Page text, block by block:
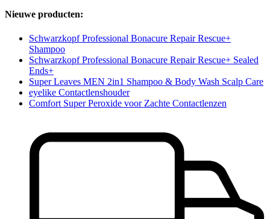
Nieuwe producten:
Schwarzkopf Professional Bonacure Repair Rescue+
Shampoo
Schwarzkopf Professional Bonacure Repair Rescue+ Sealed
Ends+
Super Leaves MEN 2in1 Shampoo & Body Wash Scalp Care
eyelike Contactlenshouder
Comfort Super Peroxide voor Zachte Contactlenzen